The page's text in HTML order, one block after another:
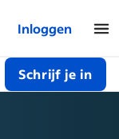
Inloggen
Schrijf je in